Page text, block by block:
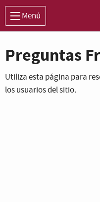
Saltar al contenido principal
Menú
Preguntas
Utiliza esta página para
los usuarios del sitio.